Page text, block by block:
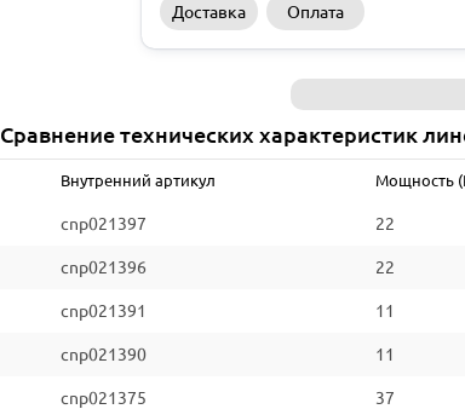
Доставка Оплата
Сравнение технических характеристик
Внутренний артикул Мощность
cnp021397 22
cnp021396 22
cnp021391 11
cnp021390 11
cnp021375 37